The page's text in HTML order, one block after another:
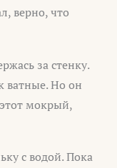
верно, что
за стенку.
ватные. Но он
мокрый,
с водой. Пока